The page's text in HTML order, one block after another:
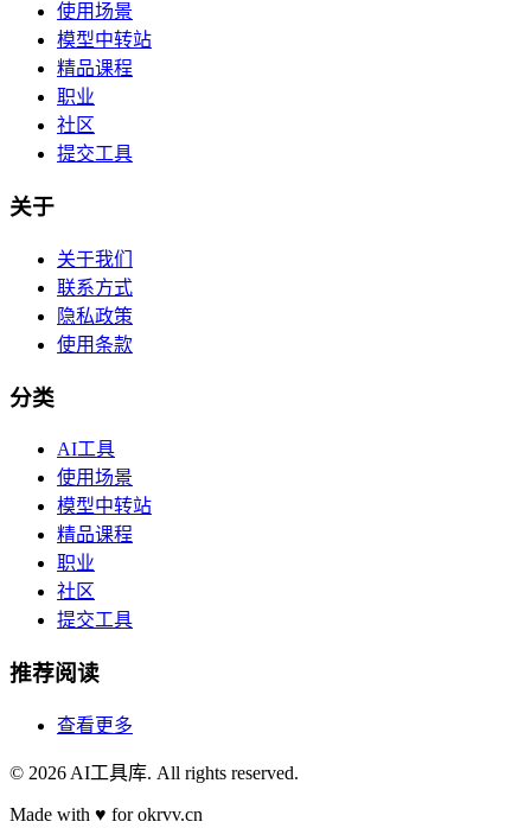
使用场景
模型中转站
精品课程
职业
社区
提交工具
关于
关于我们
联系方式
隐私政策
使用条款
分类
AI工具
使用场景
模型中转站
精品课程
职业
社区
提交工具
推荐阅读
查看更多
© 2026 AI工具库. All rights reserved.
Made with ♥ for okrvv.cn